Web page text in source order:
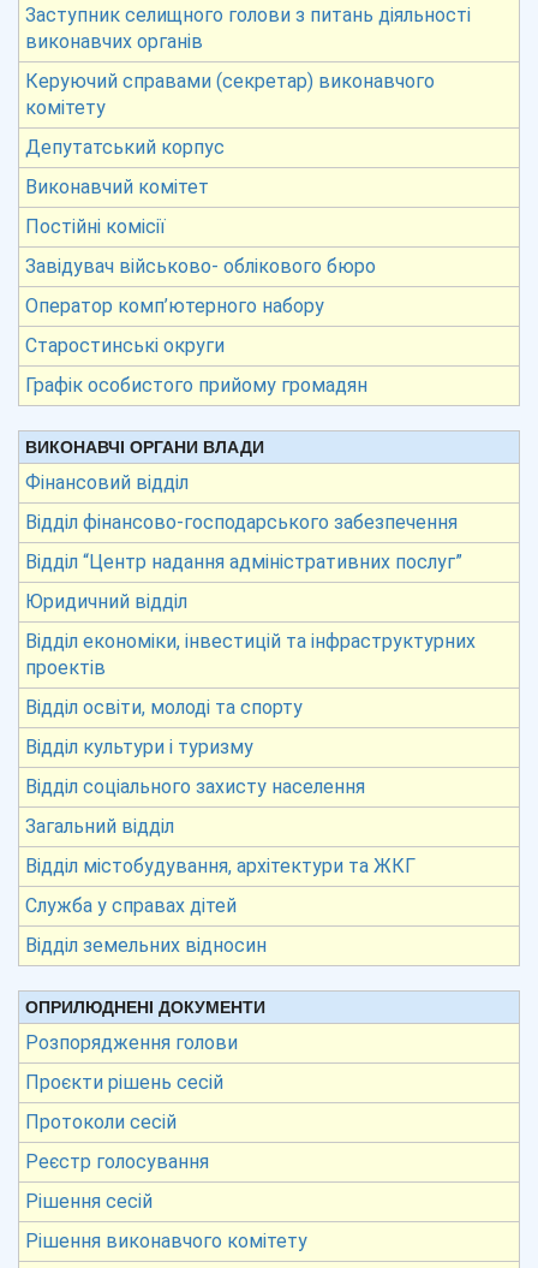
Заступник селищного голови з питань діяльності
виконавчих органів
Керуючий справами (секретар) виконавчого
комітету
Депутатський корпус
Виконавчий комітет
Постійні комісії
Завідувач військово- облікового бюро
Оператор комп’ютерного набору
Старостинські округи
Графік особистого прийому громадян
ВИКОНАВЧІ ОРГАНИ ВЛАДИ
Фінансовий відділ
Відділ фінансово-господарського забезпечення
Відділ “Центр надання адміністративних послуг”
Юридичний відділ
Відділ економіки, інвестицій та інфраструктурних
проектів
Відділ освіти, молоді та спорту
Відділ культури і туризму
Відділ соціального захисту населення
Загальний відділ
Відділ містобудування, архітектури та ЖКГ
Служба у справах дітей
Відділ земельних відносин
ОПРИЛЮДНЕНІ ДОКУМЕНТИ
Розпорядження голови
Проєкти рішень сесій
Протоколи сесій
Реєстр голосування
Рішення сесій
Рішення виконавчого комітету